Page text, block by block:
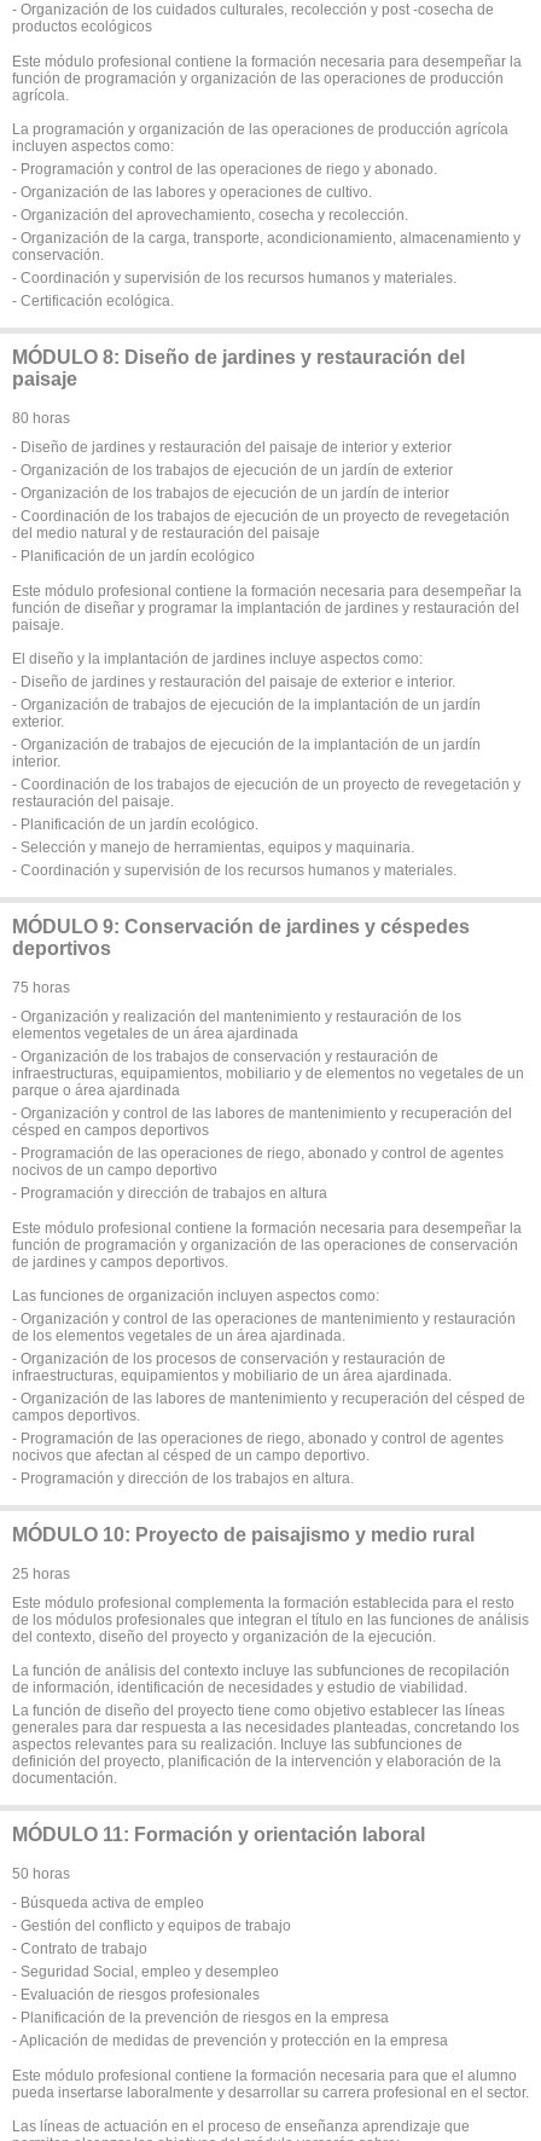
- Organización de los cuidados culturales, recolección y post -cosecha de
productos ecológicos
Este módulo profesional contiene la formación necesaria para desempeñar la
función de programación y organización de las operaciones de producción
agrícola.
La programación y organización de las operaciones de producción agrícola
incluyen aspectos como:
- Programación y control de las operaciones de riego y abonado.
- Organización de las labores y operaciones de cultivo.
- Organización del aprovechamiento, cosecha y recolección.
- Organización de la carga, transporte, acondicionamiento, almacenamiento y
conservación.
- Coordinación y supervisión de los recursos humanos y materiales.
- Certificación ecológica.
MÓDULO 8: Diseño de jardines y restauración del
paisaje
80 horas
- Diseño de jardines y restauración del paisaje de interior y exterior
- Organización de los trabajos de ejecución de un jardín de exterior
- Organización de los trabajos de ejecución de un jardín de interior
- Coordinación de los trabajos de ejecución de un proyecto de revegetación
del medio natural y de restauración del paisaje
- Planificación de un jardín ecológico
Este módulo profesional contiene la formación necesaria para desempeñar la
función de diseñar y programar la implantación de jardines y restauración del
paisaje.
El diseño y la implantación de jardines incluye aspectos como:
- Diseño de jardines y restauración del paisaje de exterior e interior.
- Organización de trabajos de ejecución de la implantación de un jardín
exterior.
- Organización de trabajos de ejecución de la implantación de un jardín
interior.
- Coordinación de los trabajos de ejecución de un proyecto de revegetación y
restauración del paisaje.
- Planificación de un jardín ecológico.
- Selección y manejo de herramientas, equipos y maquinaria.
- Coordinación y supervisión de los recursos humanos y materiales.
MÓDULO 9: Conservación de jardines y céspedes
deportivos
75 horas
- Organización y realización del mantenimiento y restauración de los
elementos vegetales de un área ajardinada
- Organización de los trabajos de conservación y restauración de
infraestructuras, equipamientos, mobiliario y de elementos no vegetales de un
parque o área ajardinada
- Organización y control de las labores de mantenimiento y recuperación del
césped en campos deportivos
- Programación de las operaciones de riego, abonado y control de agentes
nocivos de un campo deportivo
- Programación y dirección de trabajos en altura
Este módulo profesional contiene la formación necesaria para desempeñar la
función de programación y organización de las operaciones de conservación
de jardines y campos deportivos.
Las funciones de organización incluyen aspectos como:
- Organización y control de las operaciones de mantenimiento y restauración
de los elementos vegetales de un área ajardinada.
- Organización de los procesos de conservación y restauración de
infraestructuras, equipamientos y mobiliario de un área ajardinada.
- Organización de las labores de mantenimiento y recuperación del césped de
campos deportivos.
- Programación de las operaciones de riego, abonado y control de agentes
nocivos que afectan al césped de un campo deportivo.
- Programación y dirección de los trabajos en altura.
MÓDULO 10: Proyecto de paisajismo y medio rural
25 horas
Este módulo profesional complementa la formación establecida para el resto
de los módulos profesionales que integran el título en las funciones de análisis
del contexto, diseño del proyecto y organización de la ejecución.
La función de análisis del contexto incluye las subfunciones de recopilación
de información, identificación de necesidades y estudio de viabilidad.
La función de diseño del proyecto tiene como objetivo establecer las líneas
generales para dar respuesta a las necesidades planteadas, concretando los
aspectos relevantes para su realización. Incluye las subfunciones de
definición del proyecto, planificación de la intervención y elaboración de la
documentación.
MÓDULO 11: Formación y orientación laboral
50 horas
- Búsqueda activa de empleo
- Gestión del conflicto y equipos de trabajo
- Contrato de trabajo
- Seguridad Social, empleo y desempleo
- Evaluación de riesgos profesionales
- Planificación de la prevención de riesgos en la empresa
- Aplicación de medidas de prevención y protección en la empresa
Este módulo profesional contiene la formación necesaria para que el alumno
pueda insertarse laboralmente y desarrollar su carrera profesional en el sector.
Las líneas de actuación en el proceso de enseñanza aprendizaje que